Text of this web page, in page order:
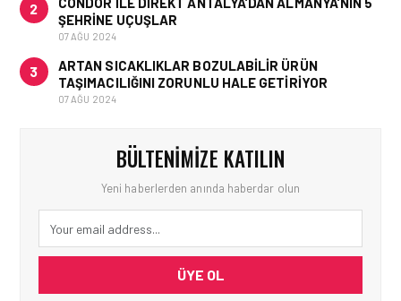
2
ŞEHRINE UÇUŞLAR
07 AĞU 2024
3
ARTAN SICAKLIKLAR BOZULABILIR ÜRÜN
TAŞIMACILIĞINI ZORUNLU HALE GETIRIYOR
07 AĞU 2024
BÜLTENIMIZE KATILIN
Yeni haberlerden anında haberdar olun
ÜYE OL